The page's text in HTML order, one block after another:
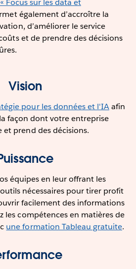
Focus sur les data et
également d’accroître la
d’améliorer le service
et de prendre des décisions
Vision
pour les données et l'IAafin
façon dont votre entreprise
prend des décisions.
équipes en leur offrant les
nécessaires pour tirer profit
facilement des informations
les compétences en matières de
une formation Tableau gratuite.